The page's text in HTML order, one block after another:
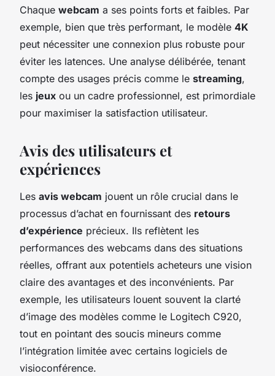
Chaque webcam a ses points forts et faibles. Par
exemple, bien que très performant, le modèle 4K
peut nécessiter une connexion plus robuste pour
éviter les latences. Une analyse délibérée, tenant
compte des usages précis comme le streaming,
les jeux ou un cadre professionnel, est primordiale
pour maximiser la satisfaction utilisateur.
Avis des utilisateurs et
expériences
Les avis webcam jouent un rôle crucial dans le
processus d’achat en fournissant des retours
d’expérience précieux. Ils reflètent les
performances des webcams dans des situations
réelles, offrant aux potentiels acheteurs une vision
claire des avantages et des inconvénients. Par
exemple, les utilisateurs louent souvent la clarté
d’image des modèles comme le Logitech C920,
tout en pointant des soucis mineurs comme
l’intégration limitée avec certains logiciels de
visioconférence.